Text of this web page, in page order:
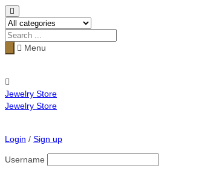
Menu
Jewelry Store
Jewelry Store
Login / Sign up
Username